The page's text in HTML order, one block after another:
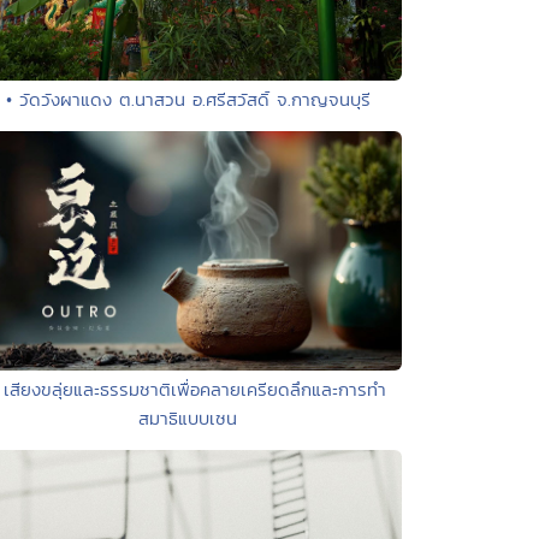
• วัดวังผาแดง ต.นาสวน อ.ศรีสวัสดิ์ จ.กาญจนบุรี
เสียงขลุ่ยและธรรมชาติเพื่อคลายเครียดลึกและการทำ
สมาธิแบบเซน